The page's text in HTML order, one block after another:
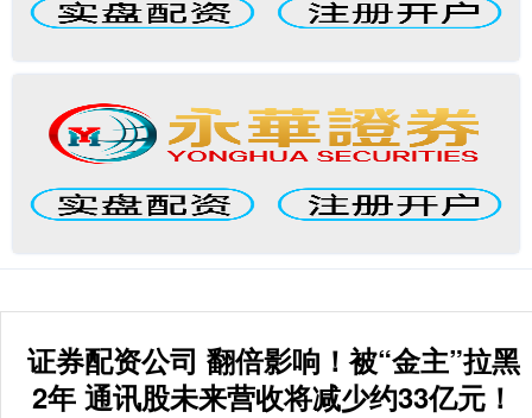
证券配资公司 翻倍影响！被“金主”拉黑
2年 通讯股未来营收将减少约33亿元！